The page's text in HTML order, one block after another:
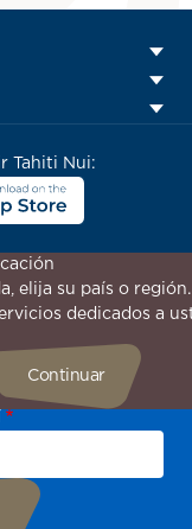
Tahiti Nui:
para recibir las
destinos y
viaje.
elija su país o región.
dedicados a